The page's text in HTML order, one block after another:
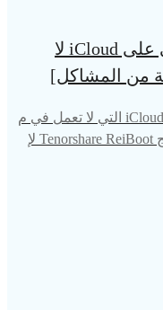
إصلاح مشكلة النسخ الاحتياطي على iCloud لا
قم بحل مشكلة النسخ الاحتياطي على iCloud التي لا تعمل في م
شاكل iOS 18 /iOS 17 وتحقق من معالج Tenorshare ReiBoot لإ